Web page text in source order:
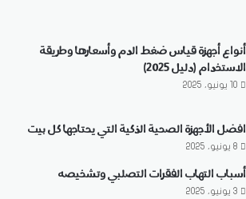
أنواع أجهزة قياس ضغط الدم وأسعارها وطريقة
الاستخدام (دليل 2025)
10 يونيو، 2025
افضل الأجهزة الصحية الذكية التي يحتاجها كل بيت
8 يونيو، 2025
أسباب التهاب الفقرات التصلبي وتشخيصه
3 يونيو، 2025